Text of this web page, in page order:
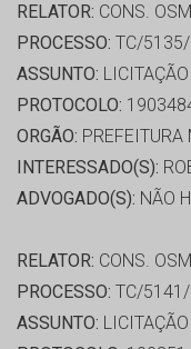
RELATOR: CONS.
PROCESSO: TC/
ASSUNTO:
PROTOCOLO:
ORGÃO: PREFEITURA
INTERESSADO(S):
ADVOGADO(S): NÃO
RELATOR: CONS.
PROCESSO: TC/
ASSUNTO: